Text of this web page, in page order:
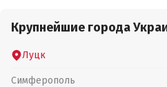
Крупнейшие города
Луцк
Симферополь